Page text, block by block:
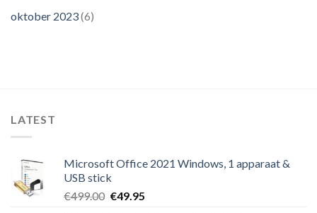
oktober 2023(6)
LATEST
Microsoft Office 2021 Windows, 1 apparaat &
USB stick
€499.00 Oorspronkelijke
€49.95Huidige